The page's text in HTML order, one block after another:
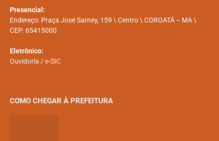
Presencial:
Endereço: Praça José Sarney, 159 \ Centro \ COROATÁ – MA \
CEP: 65415000
Eletrônico:
Ouvidoria /e-SIC
COMO CHEGAR À PREFEITURA